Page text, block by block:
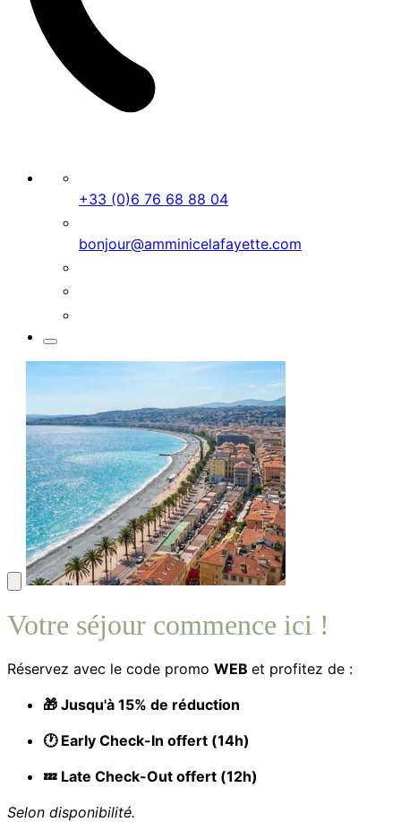
+33 (0)6 76 68 88 04
bonjour@amminicelafayette.com
Votre séjour commence ici !
Réservez avec le code promo WEB et profitez de :
🎁 Jusqu'à 15% de réduction
🕐 Early Check-In offert (14h)
💤 Late Check-Out offert (12h)
Selon disponibilité.